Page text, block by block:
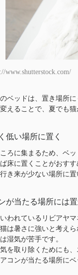
www.shutterstock.com/
ベッドは、置き場所
えることで、夏でも
低い場所に置く
ろに集まるため、ベ
床に置くことがおすす
き来が少ない場所に
が当たる場所には
われているリビアヤ
は暑さに強いと考えら
湿気が苦手です。
を取り除くためにも、
コンが当たる場所に